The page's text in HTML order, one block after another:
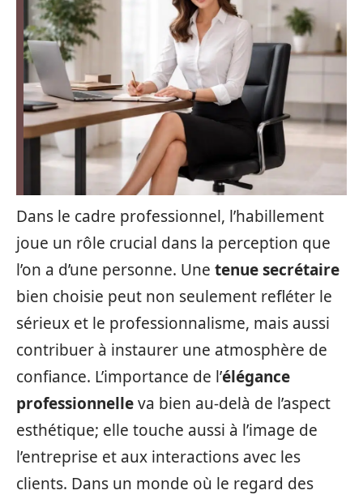
Dans le cadre professionnel, l’habillement
joue un rôle crucial dans la perception que
l’on a d’une personne. Une tenue secrétaire
bien choisie peut non seulement refléter le
sérieux et le professionnalisme, mais aussi
contribuer à instaurer une atmosphère de
confiance. L’importance de l’élégance
professionnelleva bien au-delà de l’aspect
esthétique; elle touche aussi à l’image de
l’entreprise et aux interactions avec les
clients. Dans un monde où le regard des